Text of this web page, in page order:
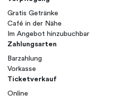
Gratis Getränke
Café in der Nähe
Im Angebot hinzubuchbar
Zahlungsarten
Barzahlung
Vorkasse
Ticketverkauf
Online